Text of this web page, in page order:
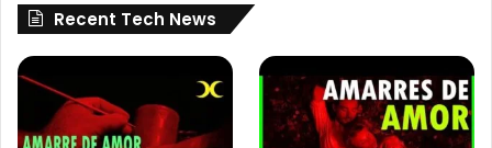
Recent Tech News